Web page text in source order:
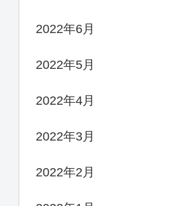
2022年6月
2022年5月
2022年4月
2022年3月
2022年2月